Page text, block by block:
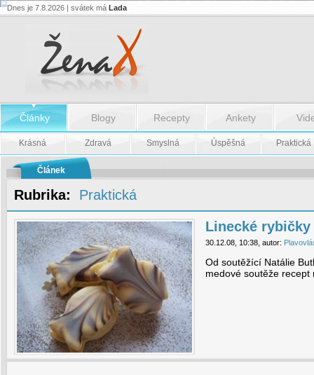
Linecké
Dnes je 7.8.2026 | svátek má Lada
Články Blogy Recepty Ankety
Krásná Zdravá Smyslná Úspěšná Praktická
Článek
Rubrika: Praktická
Linecké rybičky
30.12.08, 10:38, autor:
Od soutěžící Natálie
medové soutěže recept